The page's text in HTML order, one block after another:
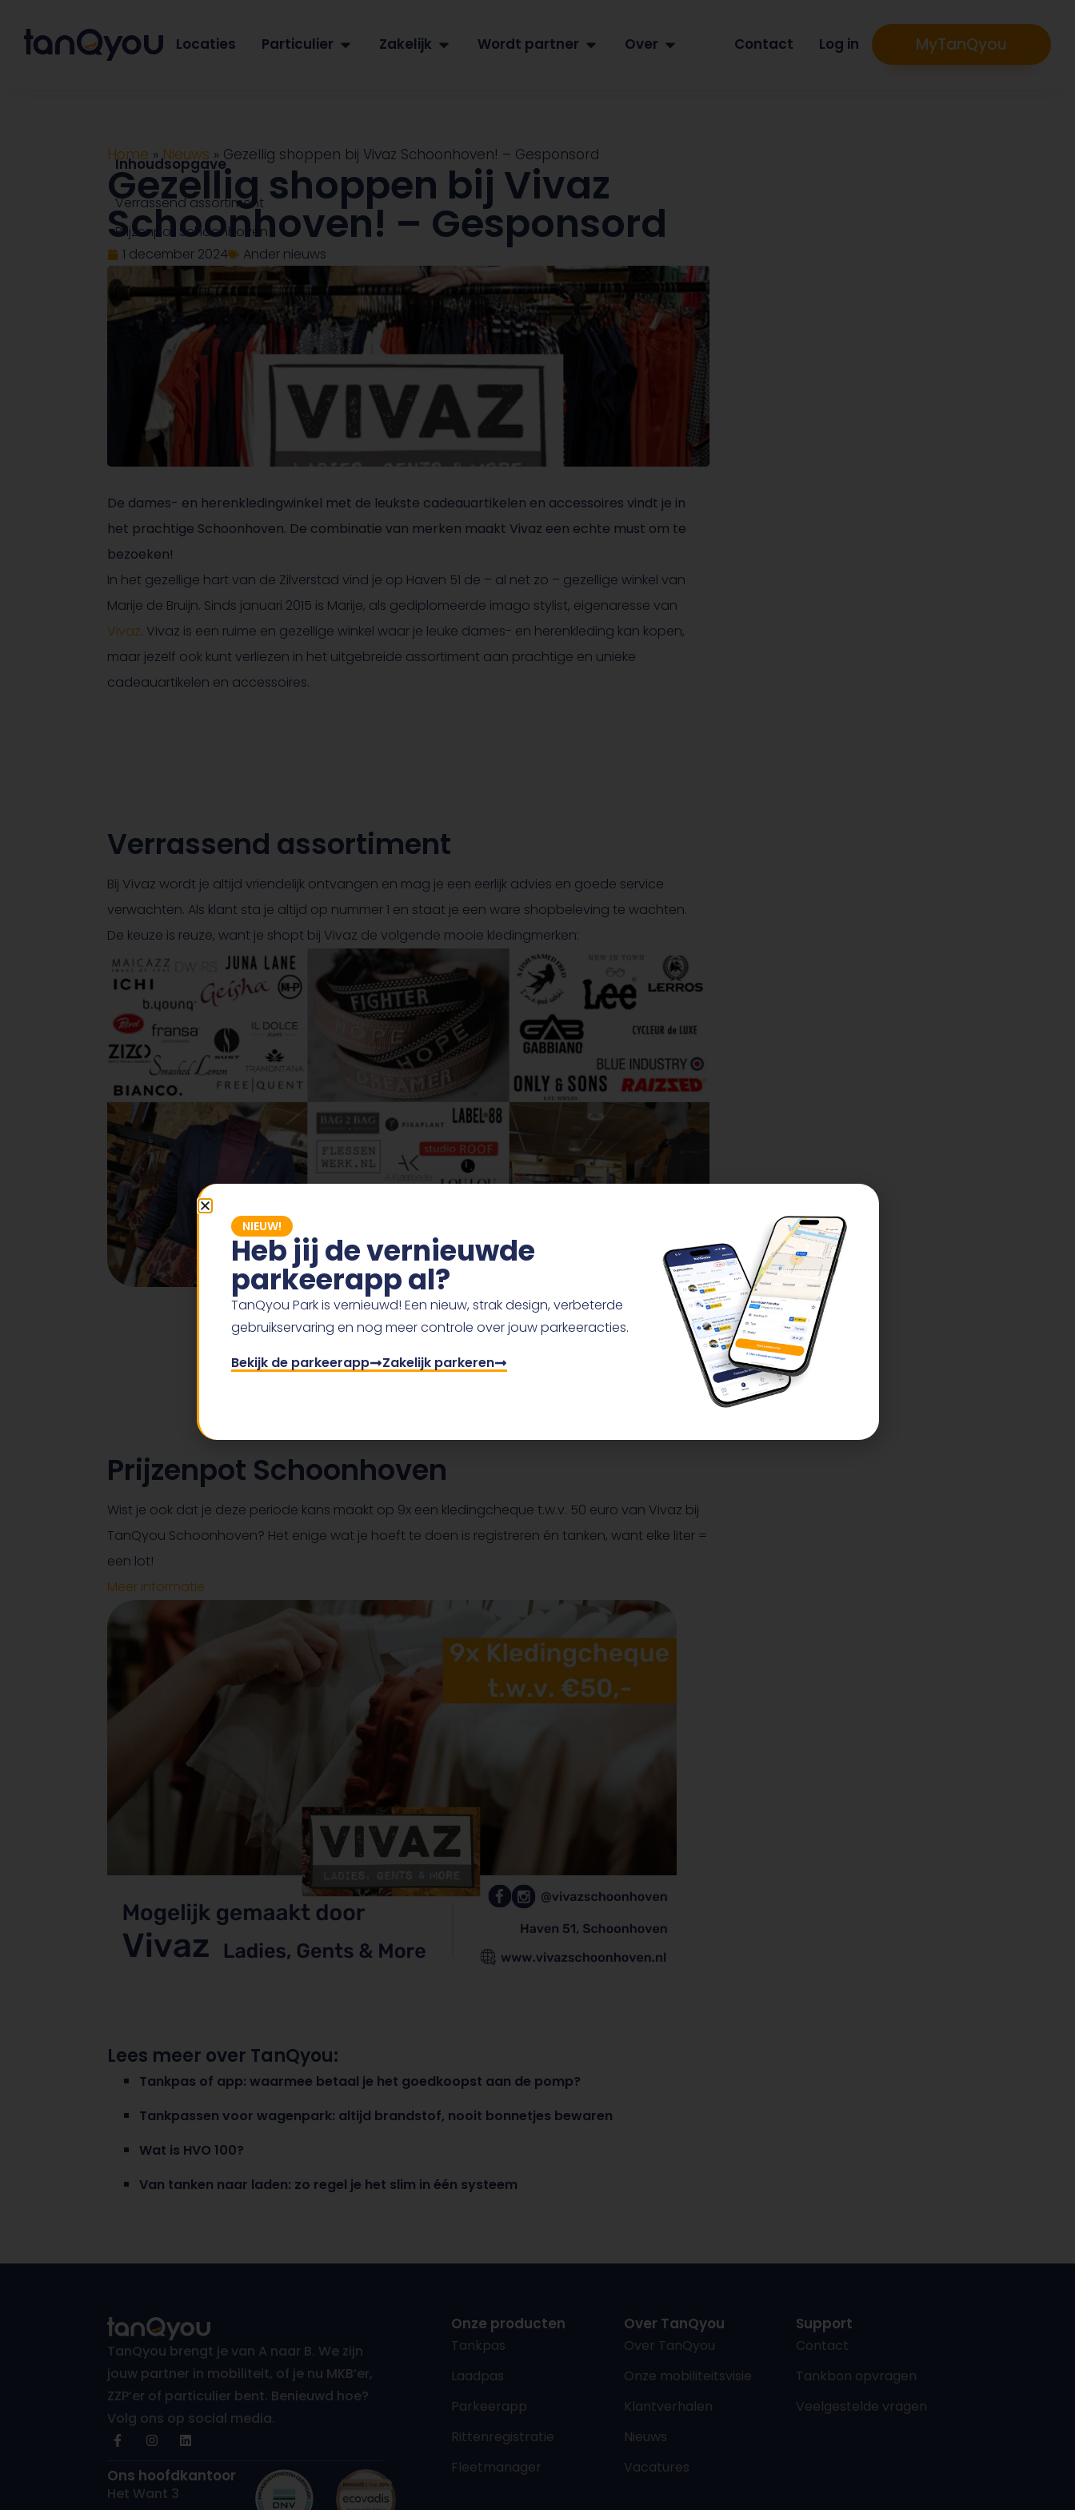
Locaties Particulier Zakelijk Wordt partner Over Contact Log in MyTanQyou
Home »Nieuws » Gezellig shoppen bij Vivaz Schoonhoven! – Gesponsord
Gezellig shoppen bij Vivaz
Schoonhoven! – Gesponsord
1 december 2024 Ander nieuws
De dames- en herenkledingwinkel met de leukste cadeauartikelen en accessoires vindt je in
het prachtige Schoonhoven. De combinatie van merken maakt Vivaz een echte must om te
bezoeken!
In het gezellige hart van de Zilverstad vind je op Haven 51 de – al net zo – gezellige winkel van
Marije de Bruijn. Sinds januari 2015 is Marije, als gediplomeerde imago stylist, eigenaresse van
Vivaz. Vivaz is een ruime en gezellige winkel waar je leuke dames- en herenkleding kan kopen,
maar jezelf ook kunt verliezen in het uitgebreide assortiment aan prachtige en unieke
cadeauartikelen en accessoires.
Verrassend assortiment
Bij Vivaz wordt je altijd vriendelijk ontvangen en mag je een eerlijk advies en goede service
verwachten. Als klant sta je altijd op nummer 1 en staat je een ware shopbeleving te wachten.
De keuze is reuze, want je shopt bij Vivaz de volgende mooie kledingmerken:
Prijzenpot Schoonhoven
Wist je ook dat je deze periode kans maakt op 9x een kledingcheque t.w.v. 50 euro van Vivaz bij
TanQyou Schoonhoven? Het enige wat je hoeft te doen is registreren én tanken, want elke liter =
een lot!
Meer informatie
Lees meer over TanQyou:
Tankpas of app: waarmee betaal je het goedkoopst aan de pomp?
Tankpassen voor wagenpark: altijd brandstof, nooit bonnetjes bewaren
Wat is HVO 100?
Van tanken naar laden: zo regel je het slim in één systeem
Inhoudsopgave
Verrassend assortiment
Prijzenpot Schoonhoven
TanQyou brengt je van A naar B. We zijn
jouw partner in mobiliteit, of je nu MKB’er,
ZZP’er of particulier bent. Benieuwd hoe?
Volg ons op social media.
Ons hoofdkantoor
Het Want 3
Onze producten
Tankpas
Laadpas
Parkeerapp
Rittenregistratie
Fleetmanager
Over TanQyou
Over TanQyou
Onze mobiliteitsvisie
Klantverhalen
Nieuws
Vacatures
Support
Contact
Tankbon opvragen
Veelgestelde vragen
NIEUW!
Heb jij de vernieuwde
parkeerapp al?
TanQyou Park is vernieuwd! Een nieuw, strak design, verbeterde
gebruikservaring en nog meer controle over jouw parkeeracties.
Bekijk de parkeerapp
Zakelijk parkeren